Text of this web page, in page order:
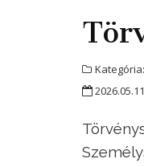
Kategória: